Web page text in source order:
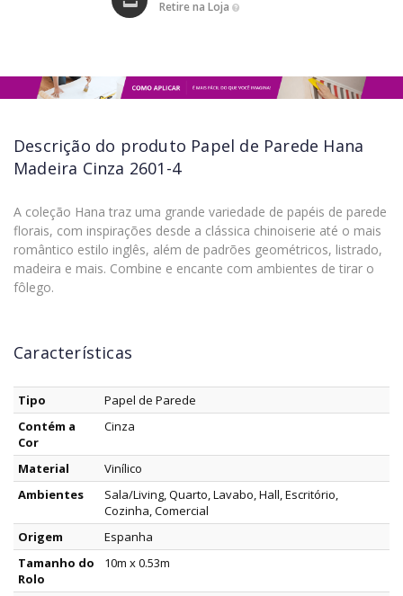
Retire na Loja
Descrição do produto Papel de Parede Hana
Madeira Cinza 2601-4
A coleção Hana traz uma grande variedade de papéis de parede
florais, com inspirações desde a clássica chinoiserie até o mais
romântico estilo inglês, além de padrões geométricos, listrado,
madeira e mais. Combine e encante com ambientes de tirar o
fôlego.
Características
Tipo
Papel de Parede
Contém a
Cor
Cinza
Material
Vinílico
Ambientes
Sala/Living, Quarto, Lavabo, Hall, Escritório,
Cozinha, Comercial
Origem
Espanha
Tamanho do
Rolo
10m x 0.53m